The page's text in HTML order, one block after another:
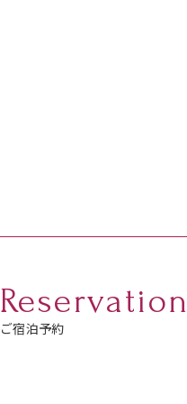
Reservation
ご宿泊予約